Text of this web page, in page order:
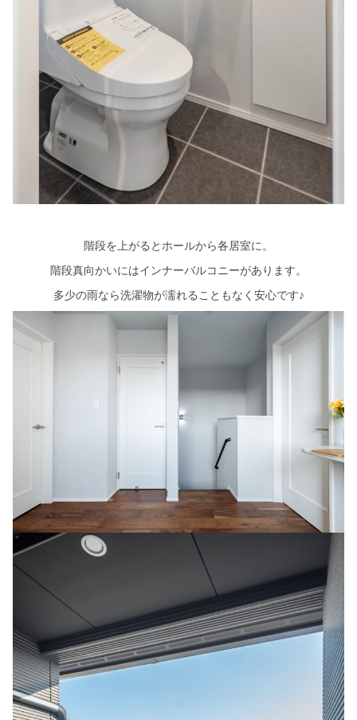
階段を上がるとホールから各居室に。
階段真向かいにはインナーバルコニーがあります。
多少の雨なら洗濯物が濡れることもなく安心です♪